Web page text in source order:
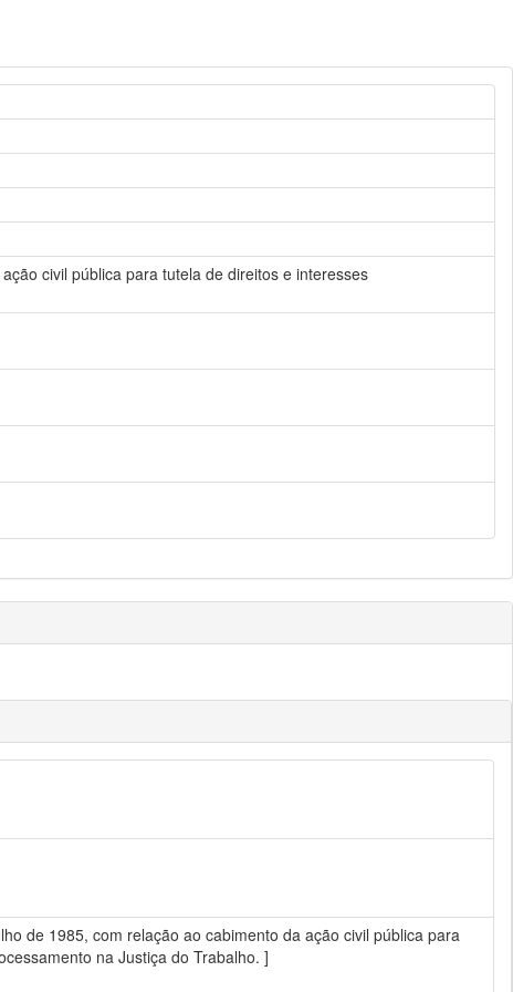
civil pública para tutela de direitos e interesses
de 1985, com relação ao cabimento da ação civil pública para
na Justiça do Trabalho. ]